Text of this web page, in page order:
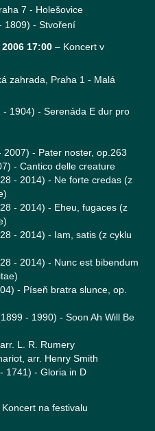
7 - Holešovice
1809) - Stvoření
17:00 – Koncert v
zahrada, Praha 1 - Malá
1904) - Serenáda E dur pro
- Pater noster, op.263
- Cantico delle creature
- 2014) - Ne forte credas (z
- 2014) - Eheu, fugaces (z
- 2014) - Iam, satis (z cyklu
- 2014) - Nunc est bibendum
- Píseň bratra slunce, op.
- 1990) - Soon Ah Will Be
L. R. Rumery
arr. Henry Smith
1741) - Gloria in D
Koncert na festivalu